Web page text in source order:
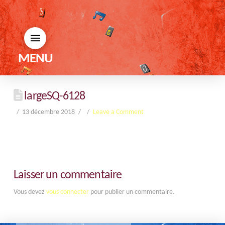
MENU
largeSQ-6128
13 décembre 2018 Leave a Comment
Laisser un commentaire
Vous devez vous connecterpour publier un commentaire.